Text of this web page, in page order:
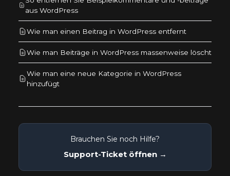
aus WordPress
Wie man einen Beitrag in WordPress entfernt
Wie man Beiträge in WordPress massenweise löscht
Wie man eine neue Kategorie in WordPress
hinzufügt
Brauchen Sie noch Hilfe?
Support-Ticket öffnen →